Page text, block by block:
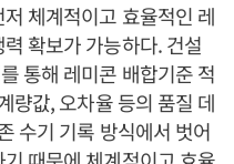
체계적이고 효율적인 레
확보가 가능하다. 건설
통해 레미콘 배합기준 적
량값, 오차율 등의 품질 데
수기 기록 방식에서 벗어